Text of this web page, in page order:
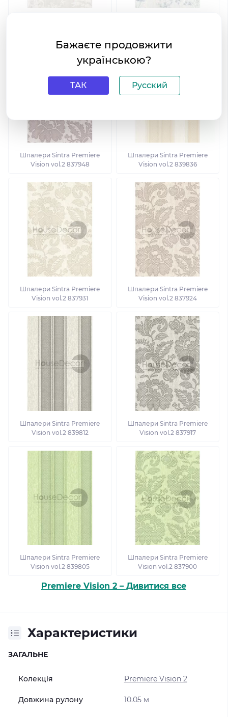
Шпалери Sintra Premiere
Vision vol.2 837948
Шпалери Sintra Premiere
Vision vol.2 839836
Шпалери Sintra Premiere
Vision vol.2 837931
Шпалери Sintra Premiere
Vision vol.2 837924
Шпалери Sintra Premiere
Vision vol.2 839812
Шпалери Sintra Premiere
Vision vol.2 837917
Шпалери Sintra Premiere
Vision vol.2 839805
Шпалери Sintra Premiere
Vision vol.2 837900
Premiere Vision 2 – Дивитися все
Характеристики
ЗАГАЛЬНЕ
Колекція Premiere Vision 2
Довжина рулону 10.05 м
Бажаєте продовжити
українською?
ТАК Русский